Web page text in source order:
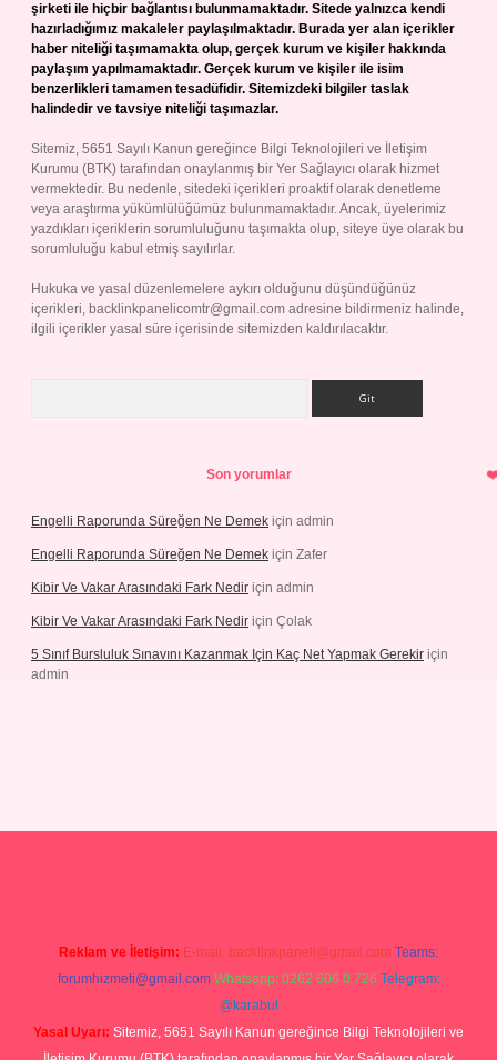
şirketi ile hiçbir bağlantısı bulunmamaktadır. Sitede yalnızca kendi
hazırladığımız makaleler paylaşılmaktadır. Burada yer alan içerikler
haber niteliği taşımamakta olup, gerçek kurum ve kişiler hakkında
paylaşım yapılmamaktadır. Gerçek kurum ve kişiler ile isim
benzerlikleri tamamen tesadüfidir. Sitemizdeki bilgiler taslak
halindedir ve tavsiye niteliği taşımazlar.
Sitemiz, 5651 Sayılı Kanun gereğince Bilgi Teknolojileri ve İletişim
Kurumu (BTK) tarafından onaylanmış bir Yer Sağlayıcı olarak hizmet
vermektedir. Bu nedenle, sitedeki içerikleri proaktif olarak denetleme
veya araştırma yükümlülüğümüz bulunmamaktadır. Ancak, üyelerimiz
yazdıkları içeriklerin sorumluluğunu taşımakta olup, siteye üye olarak bu
sorumluluğu kabul etmiş sayılırlar.
Hukuka ve yasal düzenlemelere aykırı olduğunu düşündüğünüz
içerikleri, backlinkpanelicomtr@gmail.com adresine bildirmeniz halinde,
ilgili içerikler yasal süre içerisinde sitemizden kaldırılacaktır.
Son yorumlar
Engelli Raporunda Süreğen Ne Demek için admin
Engelli Raporunda Süreğen Ne Demek için Zafer
Kibir Ve Vakar Arasındaki Fark Nedir için admin
Kibir Ve Vakar Arasındaki Fark Nedir için Çolak
5 Sınıf Bursluluk Sınavını Kazanmak Için Kaç Net Yapmak Gerekir için
admin
Reklam ve İletişim: E-mail: backlinkpaneli@gmail.com Teams:
forumhizmeti@gmail.com Whatsapp: 0262 606 0 726 Telegram:
@karabul
Yasal Uyarı: Sitemiz, 5651 Sayılı Kanun gereğince Bilgi Teknolojileri ve